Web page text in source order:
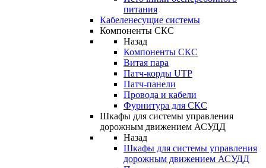
питания
Кабеленесущие системы
Компоненты СКС
Назад
Компоненты СКС
Витая пара
Патч-корды UTP
Патч-панели
Провода и кабели
Фурнитура для СКС
Шкафы для системы управления
дорожным движением АСУДД
Назад
Шкафы для системы управления
дорожным движением АСУДД